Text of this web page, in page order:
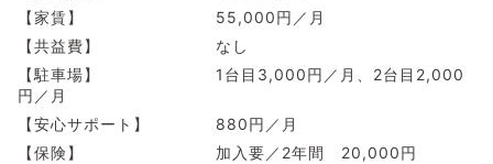
【家賃】 55,000円／月
【共益費】 なし
【駐車場】 1台目3,000円／月、2台目2,000
円／月
【安心サポート】 880円／月
【保険】 加入要／2年間 20,000円